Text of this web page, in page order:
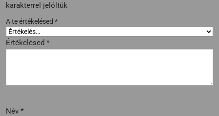
karakterrel jelöltük
A te értékelésed *
Értékelésed *
Név *